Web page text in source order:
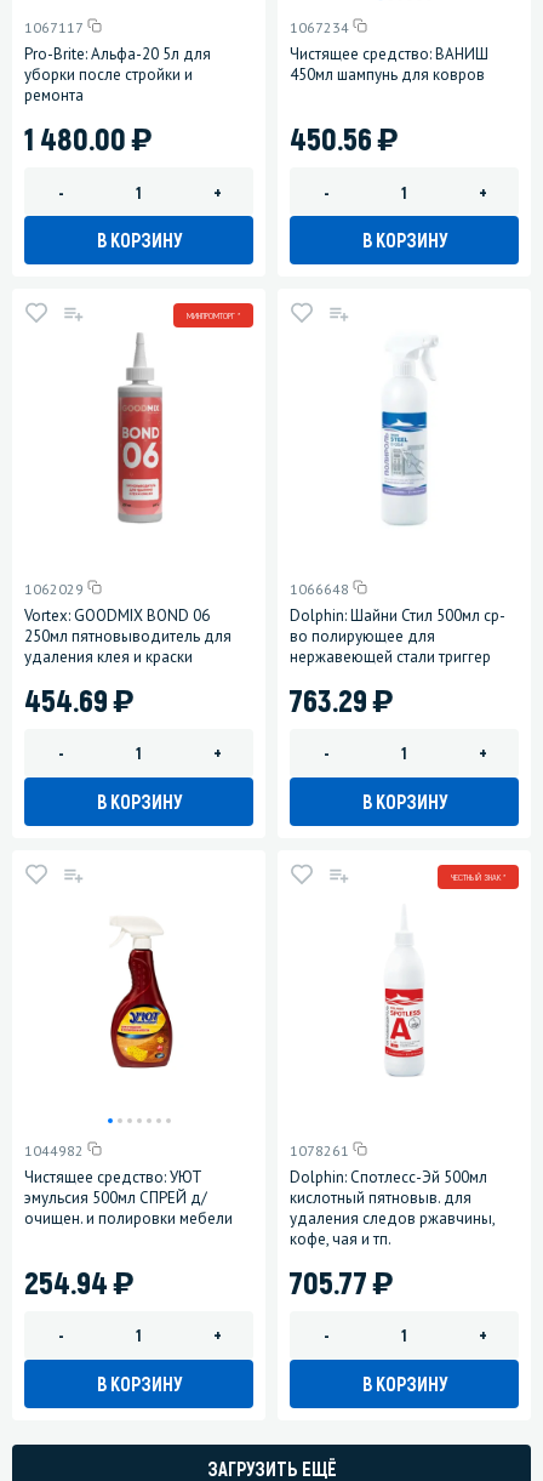
1067117
Pro-Brite: Альфа-20 5л для
уборки после стройки и
ремонта
1 480.00)
- +
В КОРЗИНУ
1067234
Чистящее средство: ВАНИШ
450мл шампунь для ковров
450.56)
- +
В КОРЗИНУ
МИНПРОМТОРГ *
1062029
Vortex: GOODMIX BOND 06
250мл пятновыводитель для
удаления клея и краски
454.69)
- +
В КОРЗИНУ
1066648
Dolphin: Шайни Стил 500мл ср-
во полирующее для
нержавеющей стали триггер
763.29)
- +
В КОРЗИНУ
1044982
Чистящее средство: УЮТ
эмульсия 500мл СПРЕЙ д/
очищен. и полировки мебели
254.94)
- +
В КОРЗИНУ
ЧЕСТНЫЙ ЗНАК *
1078261
Dolphin: Спотлесс-Эй 500мл
кислотный пятновыв. для
удаления следов ржавчины,
кофе, чая и тп.
705.77)
- +
В КОРЗИНУ
ЗАГРУЗИТЬ ЕЩЁ